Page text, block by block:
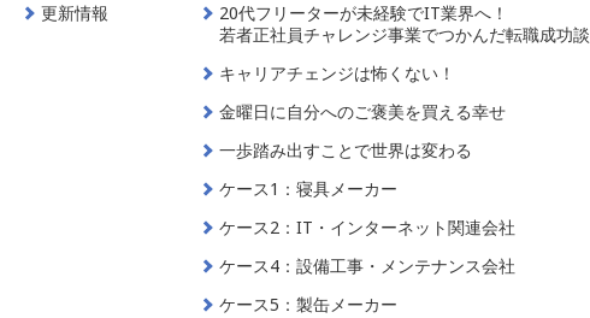
更新情報
20代フリーターが未経験でIT業界へ！
若者正社員チャレンジ事業でつかんだ転職成功談
キャリアチェンジは怖くない！
金曜日に自分へのご褒美を買える幸せ
一歩踏み出すことで世界は変わる
ケース1：寝具メーカー
ケース2：IT・インターネット関連会社
ケース4：設備工事・メンテナンス会社
ケース5：製缶メーカー